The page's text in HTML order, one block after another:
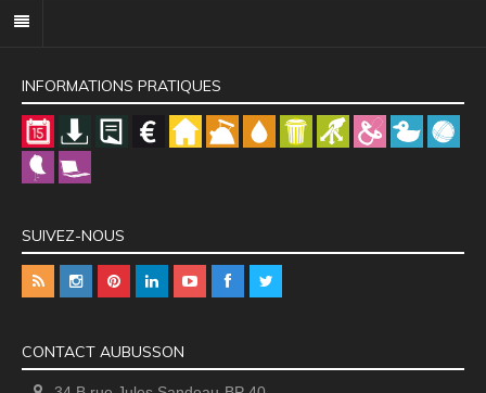
INFORMATIONS PRATIQUES
SUIVEZ-NOUS
CONTACT AUBUSSON